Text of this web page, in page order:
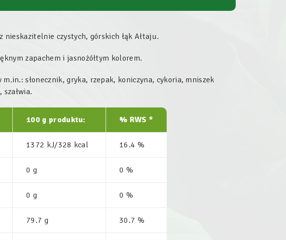
czystych, górskich łąk Ałtaju.
zapachem i jasnożółtym kolorem.
m.in.: słonecznik, gryka, rzepak, koniczyna, cykoria, mniszek
100 g produktu: % RWS *
1372 kJ/328 kcal 16.4 %
0 g 0 %
0 g 0 %
79.7 g 30.7 %